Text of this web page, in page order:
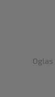
Oglas